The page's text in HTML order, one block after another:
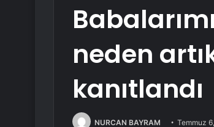
neden
kanıtlandı
NURCAN BAYRAM Temmuz